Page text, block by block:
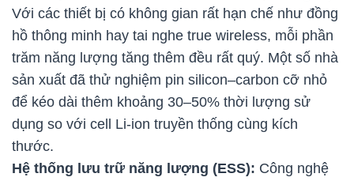
Với các thiết bị có không gian rất hạn chế như đồng
hồ thông minh hay tai nghe true wireless, mỗi phần
trăm năng lượng tăng thêm đều rất quý. Một số nhà
sản xuất đã thử nghiệm pin silicon–carbon cỡ nhỏ
để kéo dài thêm khoảng 30–50% thời lượng sử
dụng so với cell Li-ion truyền thống cùng kích
thước.
Hệ thống lưu trữ năng lượng (ESS): Công nghệ